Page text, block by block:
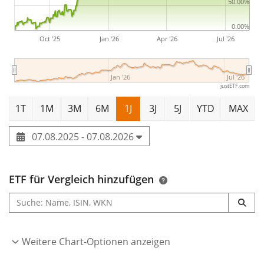
Oct '25 Jan '26 Apr '26 Jul '26
Jan '26 Jul '26
0.00%
justETF.com
1T 1M 3M 6M 1J 3J 5J YTD MAX
07.08.2025 - 07.08.2026
ETF für Vergleich hinzufügen
Weitere Chart-Optionen anzeigen